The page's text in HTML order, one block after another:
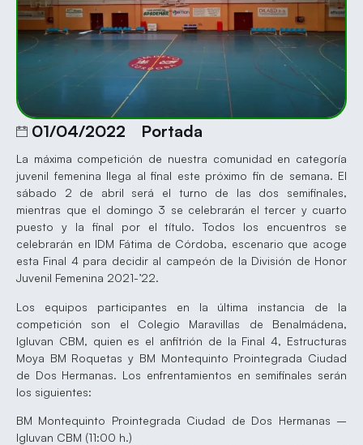
01/04/2022 Portada
La máxima competición de nuestra comunidad en categoría
juvenil femenina llega al final este próximo fin de semana. El
sábado 2 de abril será el turno de las dos semifinales,
mientras que el domingo 3 se celebrarán el tercer y cuarto
puesto y la final por el título. Todos los encuentros se
celebrarán en IDM Fátima de Córdoba, escenario que acoge
esta Final 4 para decidir al campeón de la División de Honor
Juvenil Femenina 2021-’22.
Los equipos participantes en la última instancia de la
competición son el Colegio Maravillas de Benalmádena,
Igluvan CBM, quien es el anfitrión de la Final 4, Estructuras
Moya BM Roquetas y BM Montequinto Prointegrada Ciudad
de Dos Hermanas. Los enfrentamientos en semifinales serán
los siguientes:
BM Montequinto Prointegrada Ciudad de Dos Hermanas –
Igluvan CBM (11:00 h.)